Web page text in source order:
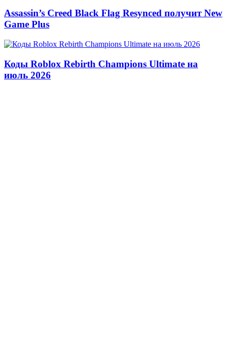
Assassin’s Creed Black Flag Resynced получит New
Game Plus
Коды Roblox Rebirth Champions Ultimate на
июль 2026